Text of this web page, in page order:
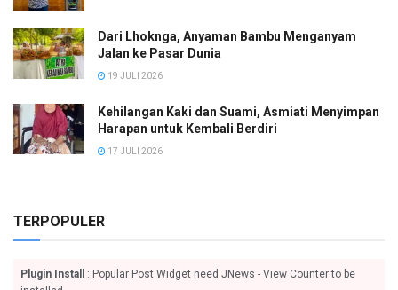
Dari Lhoknga, Anyaman Bambu Menganyam
Jalan ke Pasar Dunia
19 JULI 2026
Kehilangan Kaki dan Suami, Asmiati Menyimpan
Harapan untuk Kembali Berdiri
17 JULI 2026
TERPOPULER
Plugin Install
: Popular Post Widget need JNews - View Counter to be